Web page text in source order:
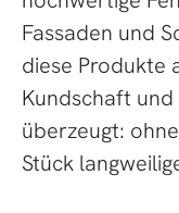
Fassaden und
diese Produkte
Kundschaft
überzeugt:
Stück